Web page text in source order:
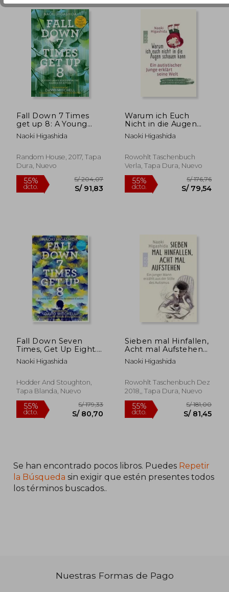
55%
dcto.
S/ 131,14 55%
dcto.
Fall Down 7 Times
get up 8: A Young
Man's Voice From the
Silence of Autism (en
Naoki Higashida
Random House, 2017, Tapa
Dura, Nuevo
55%
dcto. S/ 91,83
Warum ich Euch
Nicht in die Augen
Schauen Kann: Ein
Autistischer Junge
Alemán)
Naoki Higashida
Rowohlt Taschenbuch
Verla, Tapa Dura, Nuevo
55%
dcto. S/
Fall Down Seven
Times, Get Up Eight.
A Young Man’s Voice
Naoki Higashida
Hodder And Stoughton,
Tapa Blanda, Nuevo
Sieben mal Hinfallen,
Acht mal Aufstehen
(en Alemán)
Naoki Higashida
Rowohlt Taschenbuch Dez
2018,, Tapa Dura, Nuevo
Se han encontrado pocos libros. Puedes Repetir
la Búsqueda sin exigir que estén presentes todos
los términos buscados..
Nuestras Formas de Pago